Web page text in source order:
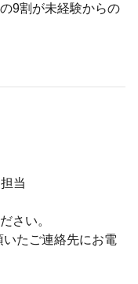
9割が未経験からの
当
さい。
たご連絡先にお電